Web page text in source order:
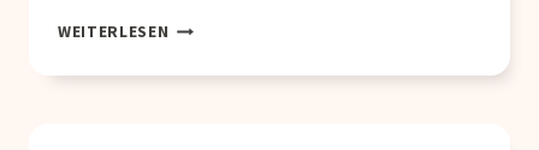
WEITERLESEN GRUPPENFAHRT
DIE